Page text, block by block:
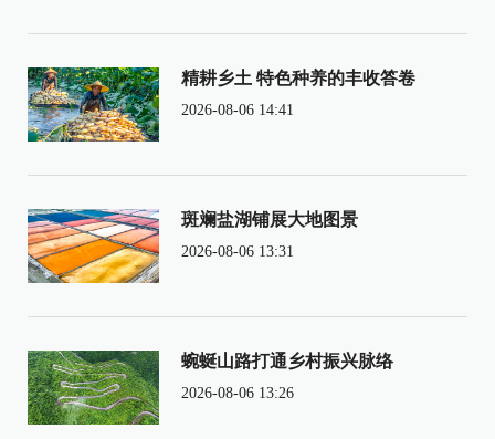
精耕乡土 特色种养的丰收答卷
2026-08-06 14:41
斑斓盐湖铺展大地图景
2026-08-06 13:31
蜿蜒山路打通乡村振兴脉络
2026-08-06 13:26